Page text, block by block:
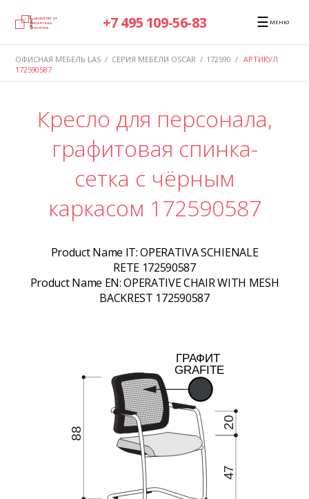
+7 495 109-56-83 ☰ МЕНЮ
ОФИСНАЯ МЕБЕЛЬ LAS / СЕРИЯ МЕБЕЛИ OSCAR / 172590 / АРТИКУЛ
172590587
Кресло для персонала,
графитовая спинка-
сетка с чёрным
каркасом 172590587
Product Name IT:OPERATIVA SCHIENALE
RETE 172590587
Product Name EN:OPERATIVE CHAIR WITH MESH
BACKREST 172590587